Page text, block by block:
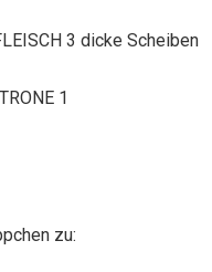
3 dicke Scheiben
1
zu: